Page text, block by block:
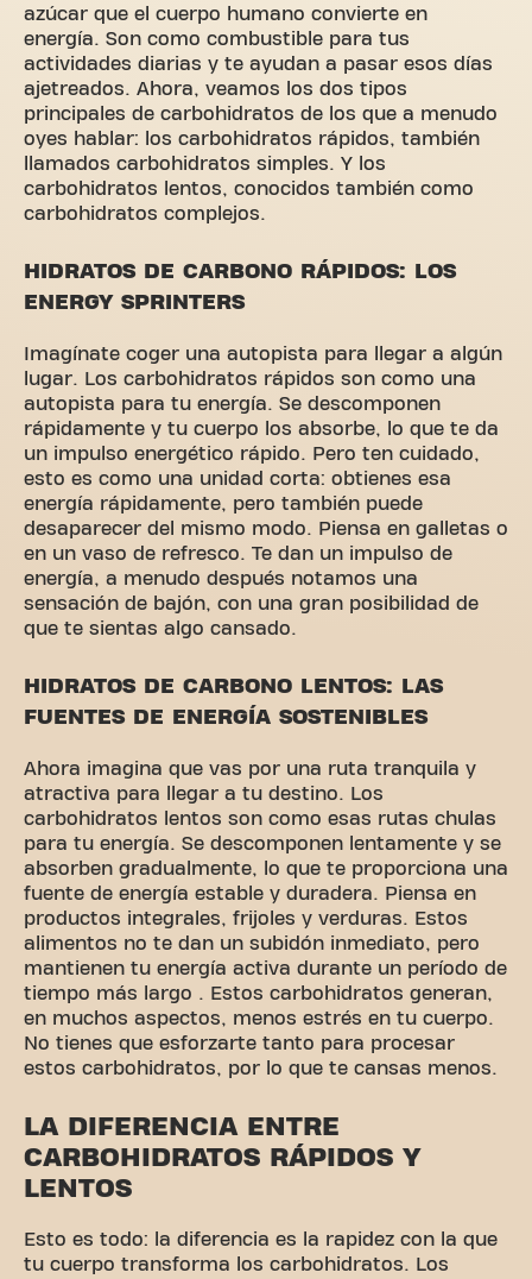
azúcar que el cuerpo humano convierte en
energía. Son como combustible para tus
actividades diarias y te ayudan a pasar esos días
ajetreados. Ahora, veamos los dos tipos
principales de carbohidratos de los que a menudo
oyes hablar: los carbohidratos rápidos, también
llamados carbohidratos simples. Y los
carbohidratos lentos, conocidos también como
carbohidratos complejos.
HIDRATOS DE CARBONO RÁPIDOS: LOS
ENERGY SPRINTERS
Imagínate coger una autopista para llegar a algún
lugar. Los carbohidratos rápidos son como una
autopista para tu energía. Se descomponen
rápidamente y tu cuerpo los absorbe, lo que te da
un impulso energético rápido. Pero ten cuidado,
esto es como una unidad corta: obtienes esa
energía rápidamente, pero también puede
desaparecer del mismo modo. Piensa en galletas o
en un vaso de refresco. Te dan un impulso de
energía, a menudo después notamos una
sensación de bajón, con una gran posibilidad de
que te sientas algo cansado.
HIDRATOS DE CARBONO LENTOS: LAS
FUENTES DE ENERGÍA SOSTENIBLES
Ahora imagina que vas por una ruta tranquila y
atractiva para llegar a tu destino. Los
carbohidratos lentos son como esas rutas chulas
para tu energía. Se descomponen lentamente y se
absorben gradualmente, lo que te proporciona una
fuente de energía estable y duradera. Piensa en
productos integrales, frijoles y verduras. Estos
alimentos no te dan un subidón inmediato, pero
mantienen tu energía activa durante un período de
tiempo más largo . Estos carbohidratos generan,
en muchos aspectos, menos estrés en tu cuerpo.
No tienes que esforzarte tanto para procesar
estos carbohidratos, por lo que te cansas menos.
LA DIFERENCIA ENTRE
CARBOHIDRATOS RÁPIDOS Y
LENTOS
Esto es todo: la diferencia es la rapidez con la que
tu cuerpo transforma los carbohidratos. Los